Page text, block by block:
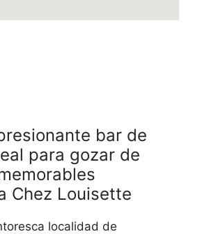
bar de
para gozar de
Chez Louisette
localidad de